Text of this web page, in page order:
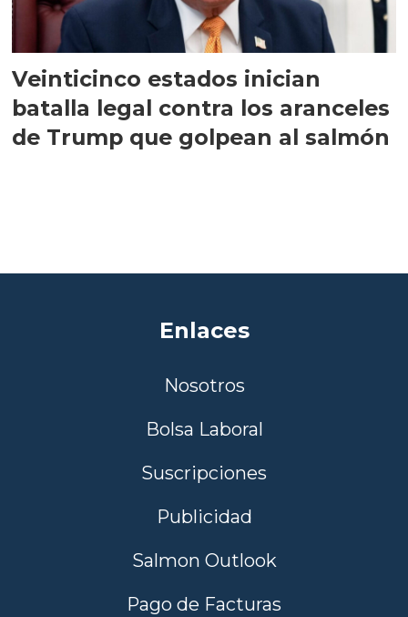
Veinticinco estados inician
batalla legal contra los aranceles
de Trump que golpean al salmón
Enlaces
Nosotros
Bolsa Laboral
Suscripciones
Publicidad
Salmon Outlook
Pago de Facturas